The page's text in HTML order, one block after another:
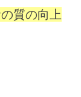
質の向上